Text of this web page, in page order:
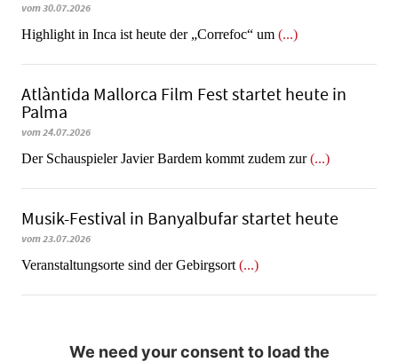
vom 30.07.2026
Highlight in Inca ist heute der „Correfoc“ um (...)
Atlàntida Mallorca Film Fest startet heute in
Palma
vom 24.07.2026
Der Schauspieler Javier Bardem kommt zudem zur(...)
Musik-Festival in Ban­yal­bu­far startet heute
vom 23.07.2026
Veranstaltungsorte sind der Gebirgsort (...)
We need your consent to load the